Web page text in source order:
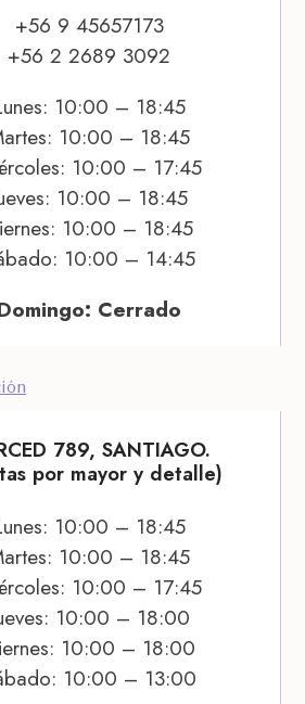
+56 9 45657173
+56 2 2689 3092
10:00 – 18:45
10:00 – 18:45
10:00 – 17:45
10:00 – 18:45
10:00 – 18:45
10:00 – 14:45
Cerrado
789, SANTIAGO.
por mayor y detalle)
10:00 – 18:45
10:00 – 18:45
10:00 – 17:45
10:00 – 18:00
10:00 – 18:00
10:00 – 13:00